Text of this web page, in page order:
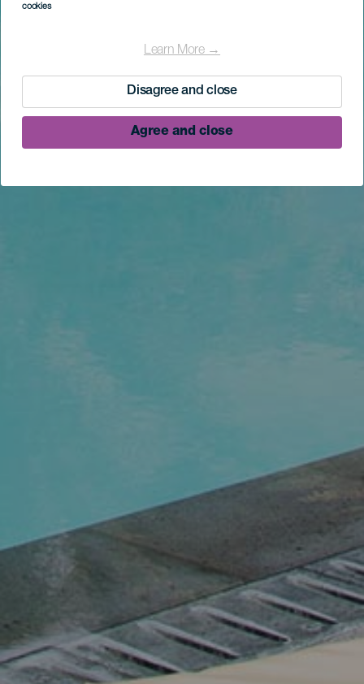
cookies
Learn More →
Disagree and close
Agree and close